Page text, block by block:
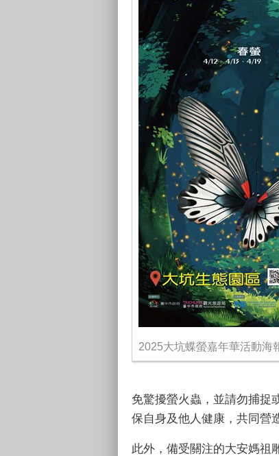
2025大坑蝶螢嘉年華活動海
免驚擾螢火蟲，並請勿捕捉
保自身及他人健康，共同營
此外，備受關注的大安媽祖